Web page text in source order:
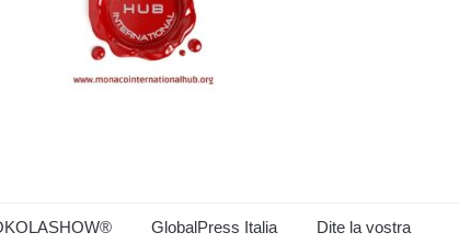
GlobalPress Italia Dite la vostra